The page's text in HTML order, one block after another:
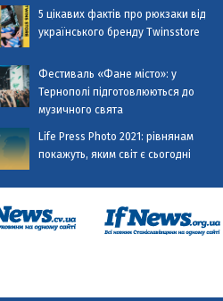
5 цікавих фактів про рюкзаки від
українського бренду Twinsstore
Фестиваль «Фане місто»: у
Тернополі підготовлюються до
музичного свята
Life Press Photo 2021: рівнянам
покажуть, яким світ є сьогодні